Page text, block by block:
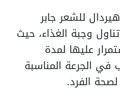
للشعر جابر
وجبة الغذاء، حيث
عليها لمدة
الجرعة المناسبة
الفرد.